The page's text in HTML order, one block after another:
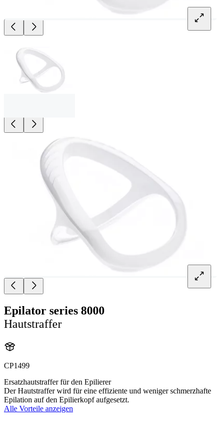
Epilator series 8000
Hautstraffer
CP1499
Ersatzhautstraffer für den Epilierer
Der Hautstraffer wird für eine effiziente und weniger schmerzhafte
Epilation auf den Epilierkopf aufgesetzt.
Alle Vorteile anzeigen